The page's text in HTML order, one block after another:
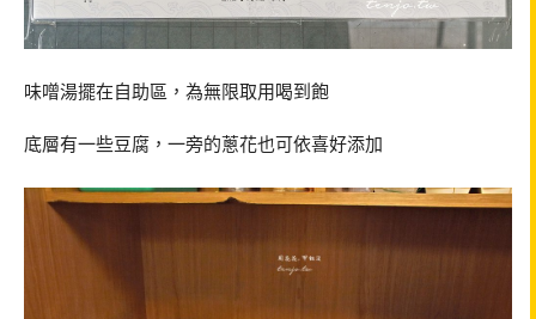
味噌湯擺在自助區，為無限取用喝到飽
底層有一些豆腐，一旁的蔥花也可依喜好添加